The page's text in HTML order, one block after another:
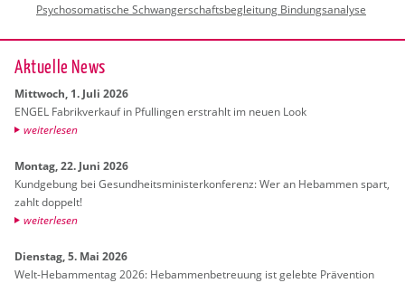
Psychosomatische Schwangerschaftsbegleitung Bindungsanalyse
Ak­tu­el­le News
Mitt­woch, 1. Juli 2026
ENGEL Fa­brik­ver­kauf in Pful­lin­gen er­strahlt im neuen Look
wei­ter­le­sen
Mon­tag, 22. Juni 2026
Kund­ge­bung bei Ge­sund­heits­mi­nis­ter­kon­fe­renz: Wer an Heb­am­men spart,
zahlt dop­pelt!
wei­ter­le­sen
Diens­tag, 5. Mai 2026
Welt-Heb­am­men­tag 2026: Heb­am­men­be­treu­ung ist ge­leb­te Prä­ven­ti­on